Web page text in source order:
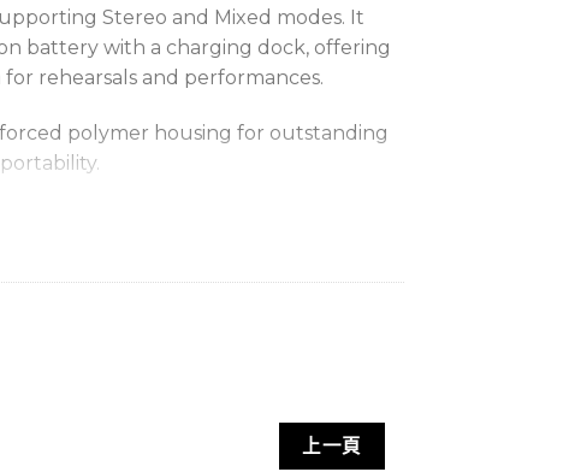
Stereo and Mixed modes. It
battery with a charging dock, offering
rehearsals and performances.
polymer housing for outstanding
technology ensures consistent
tuning tonal performance to suit venues
上一頁